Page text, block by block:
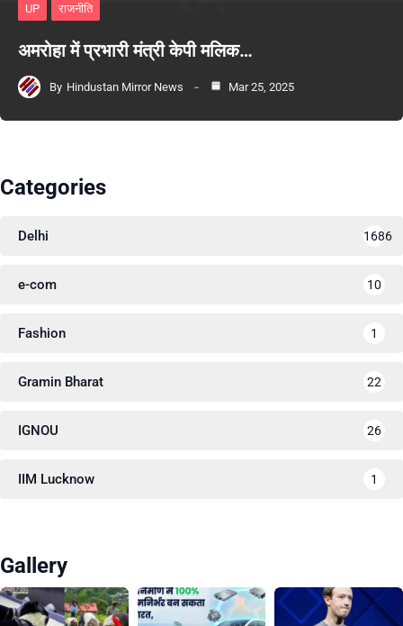
UP राजनीति
अमरोहा में प्रभारी मंत्री केपी मलिक…
By Hindustan Mirror News Mar 25, 2025
Categories
Delhi 1686
e-com 10
Fashion 1
Gramin Bharat 22
IGNOU 26
IIM Lucknow 1
Gallery